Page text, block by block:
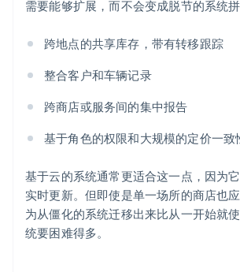
需要能够扩展，而不会变成脱节的系统
跨地点的共享库存，带有转移跟踪
整合客户和车辆记录
跨商店或服务间的集中报告
基于角色的权限和大规模的定价一致
基于云的系统通常更适合这一点，因为
实时更新。但即使是单一场所的商店也
为从僵化的系统迁移出来比从一开始就
统要困难得多。